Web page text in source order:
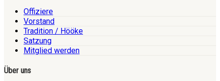
Offiziere
Vorstand
Tradition / Hööke
Satzung
Mitglied werden
Über uns